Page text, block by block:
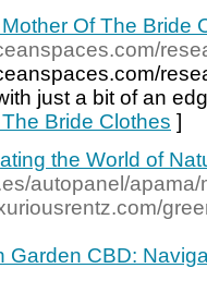
Of The Bride
just a bit of an
Bride Clothes ]
the World of
autopanel/
Garden CBD: